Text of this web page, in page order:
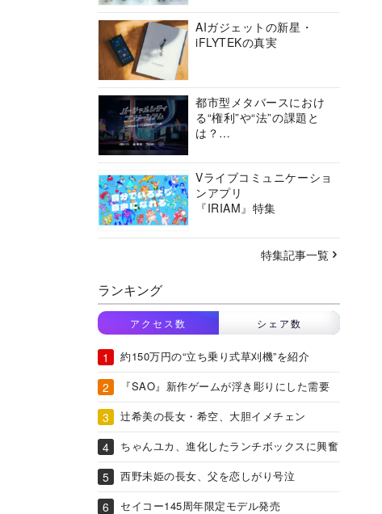
AIガジェットの新星・
iFLYTEKの真実
都市型メタバースにおけ
る“権利”や“法”の課題と
は？
ーシアムの挑戦に迫る
Vライブコミュニケーショ
ンアプリ
『IRIAM』特集
特集記事一覧
ランキング
アクセス数 シェア数
約150万円の“立ち乗り式草刈機”を紹介
『SAO』新作ゲームが浮き彫りにした需要
辻希美の長女・希空、大胆イメチェン
ちゃんユカ、進化したランチボックスに興奮
西野未姫の長女、父を恋しがり号泣
セイコー145周年限定モデル発売